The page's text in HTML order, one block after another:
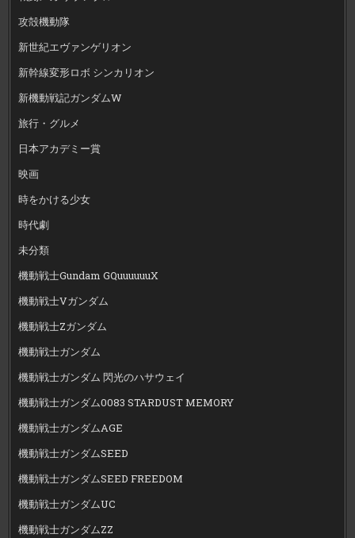
攻殻機動隊
新世紀エヴァンゲリオン
新幹線変形ロボ シンカリオン
新機動戦記ガンダムW
旅行・グルメ
日本アカデミー賞
映画
時をかける少女
時代劇
未分類
機動戦士Gundam GQuuuuuuX
機動戦士Vガンダム
機動戦士Zガンダム
機動戦士ガンダム
機動戦士ガンダム 閃光のハサウェイ
機動戦士ガンダム0083 STARDUST MEMORY
機動戦士ガンダムAGE
機動戦士ガンダムSEED
機動戦士ガンダムSEED FREEDOM
機動戦士ガンダムUC
機動戦士ガンダムZZ